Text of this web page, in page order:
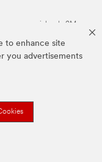
to enhance site
you advertisements
comerciales de 3M.